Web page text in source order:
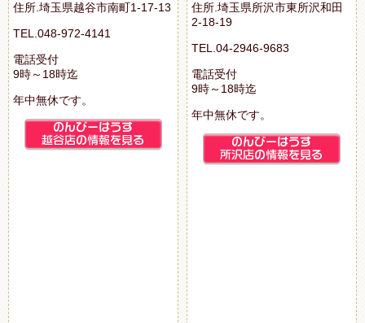
住所.埼玉県越谷市南町1-17-13
TEL.048-972-4141
電話受付
9時～18時迄
年中無休です。
住所.埼玉県所沢市東所沢和田
2-18-19
TEL.04-2946-9683
電話受付
9時～18時迄
年中無休です。